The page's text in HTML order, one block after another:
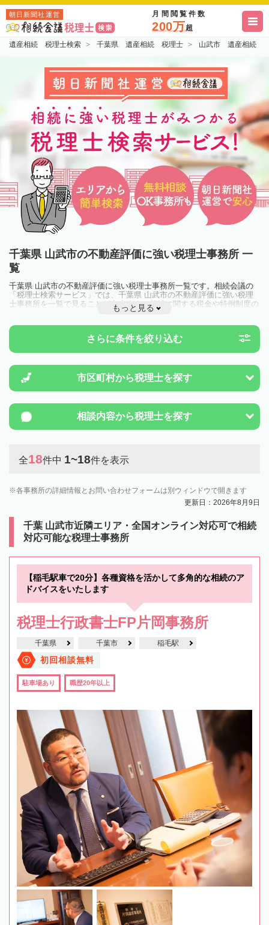
朝日新聞社運営 月間閲覧件数
200万超
遺産相続 税理士検索 千葉県 遺産相続 税理士 山武市 遺産相続
千葉県 山武市の不動産評価に強い税理士事務所 一
覧
千葉県 山武市の不動産評価に強い税理士事務所一覧です。相続会議の
「税理士検索サービス」では、千葉県 山武市の不動産評価に強い税理
士事務所を一覧で見ることが出来ます。相続に関する税金や特例制度の
ことは一度近隣の税理士に相談してみましょう。
もっと見る
さらに条件を絞り込む
市区町村から税理士を探す
相談内容から税理士を探す
全18件中 1~18件を表示
各事務所の詳細情報とお問い合わせフォームは別ウィンドウで開きます
更新日：2026年8月9日
千葉 山武市近隣エリア・全国オンライン対応可で相続
対応可能な税理士事務所
【稲毛駅車で20分】各種資格を活かして多角的な相続のア
ドバイスをいたします
税理士行政書士FP片岡事務所
千葉県 千葉市 稲毛駅
初回相談無料
駐車場あり 職歴20年以上